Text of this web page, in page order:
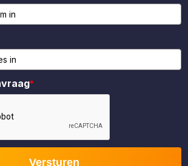
*
Versturen